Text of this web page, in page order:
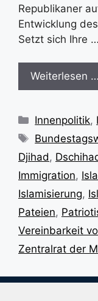
Republikaner
Entwicklung
Setzt sich Ihre …
Weiterlesen …
Kategorien
Innenpolitik,
Djihad,
Immigration,
Islamisierung,
Pateien,
Vereinbarkeit
Zentralrat der